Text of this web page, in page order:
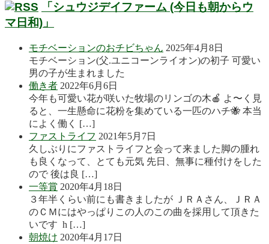
「シュウジデイファーム (今日も朝からウ
マ日和)」
モチベーションのおチビちゃん 2025年4月8日
モチベーション(父.ユニコーンライオン)の初子 可愛い
男の子が生まれました
働き者 2022年6月6日
今年も可愛い花が咲いた牧場のリンゴの木🍎 よ〜く見
ると、一生懸命に花粉を集めている一匹のハチ🐝 本当
によく働く […]
ファストライフ 2021年5月7日
久しぶりにファストライフと会って来ました脚の腫れ
も良くなって、とても元気 先日、無事に種付けをした
ので 後は良 […]
一等賞 2020年4月18日
３年半くらい前にも書きましたが ＪＲＡさん、ＪＲＡ
のＣＭにはやっぱりこの人のこの曲を採用して頂きた
いです h […]
朝焼け 2020年4月17日